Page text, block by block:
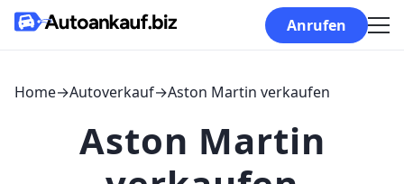
Skip to content
Anrufen
Home→Autoverkauf→Aston Martin verkaufen
Aston Martin